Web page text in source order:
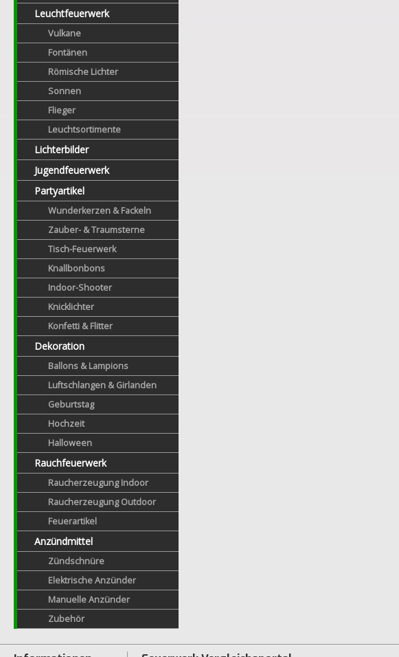
Leuchtfeuerwerk
Vulkane
Fontänen
Römische Lichter
Sonnen
Flieger
Leuchtsortimente
Lichterbilder
Jugendfeuerwerk
Partyartikel
Wunderkerzen & Fackeln
Zauber- & Traumsterne
Tisch-Feuerwerk
Knallbonbons
Indoor-Shooter
Knicklichter
Konfetti & Flitter
Dekoration
Ballons & Lampions
Luftschlangen & Girlanden
Geburtstag
Hochzeit
Halloween
Rauchfeuerwerk
Raucherzeugung Indoor
Raucherzeugung Outdoor
Feuerartikel
Anzündmittel
Zündschnüre
Elektrische Anzünder
Manuelle Anzünder
Zubehör